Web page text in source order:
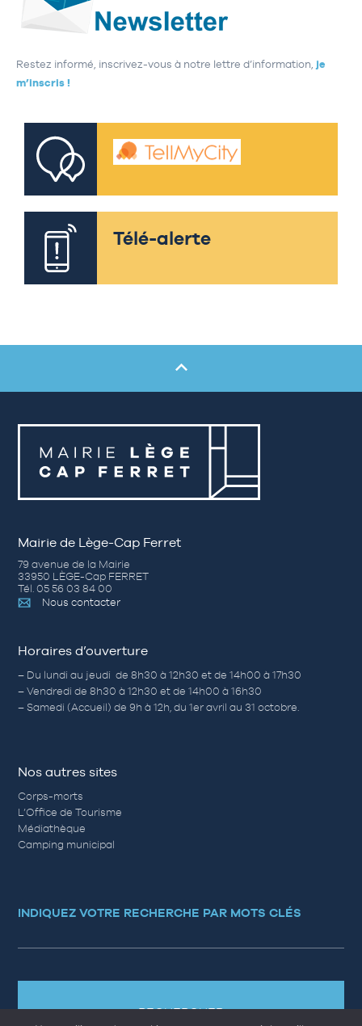
Restez informé, inscrivez-vous à notre lettre d’information, je
m’inscris !
Télé-alerte
Mairie de Lège-Cap Ferret
79 avenue de la Mairie
33950 LÈGE-Cap FERRET
Tél. 05 56 03 84 00
Nous contacter
Horaires d’ouverture
– Du lundi au jeudi de 8h30 à 12h30 et de 14h00 à 17h30
– Vendredi de 8h30 à 12h30 et de 14h00 à 16h30
– Samedi (Accueil) de 9h à 12h, du 1er avril au 31 octobre.
Nos autres sites
Corps-morts
L’Office de Tourisme
Médiathèque
Camping municipal
INDIQUEZ VOTRE RECHERCHE PAR MOTS CLÉS
RECHERCHER